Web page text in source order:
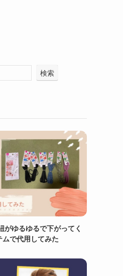
検索
がゆるゆるで下がってく
で代用してみた